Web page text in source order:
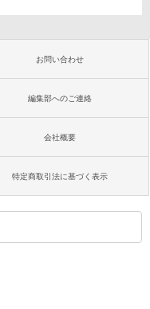
お問い合わせ
編集部へのご連絡
会社概要
特定商取引法に基づく表示